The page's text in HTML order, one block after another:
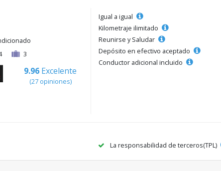
3
9.96 Excelente
(27 opiniones)
Igual a igual
Kilometraje ilimitado
Reunirse y Saludar
Depósito en efectivo aceptado
Conductor adicional incluido
La responsabilidad de terceros(TPL)